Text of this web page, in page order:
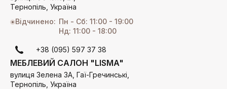
Тернопіль, Україна
Відчинено: Пн - Сб: 11:00 - 19:00
Нд: 11:00 - 18:00
+38 (095) 597 37 38
МЕБЛЕВИЙ САЛОН "LISMA"
вулиця Зелена 3А, Гаї-Гречинські,
Тернопіль, Україна